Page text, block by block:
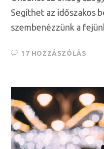
Segíthet az időszakos
szembenézzünk a
17 HOZZÁSZÓLÁS